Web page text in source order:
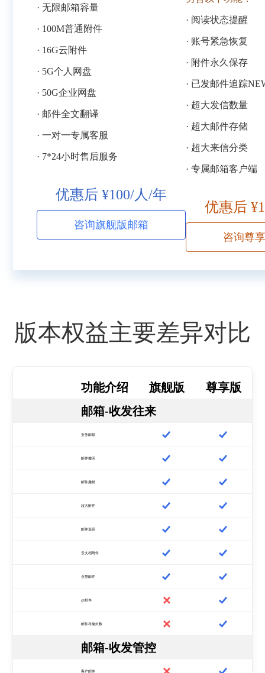
· 无限邮箱容量
· 100M普通附件
· 16G云附件
· 5G个人网盘
· 50G企业网盘
· 邮件全文翻译
· 一对一专属客服
· 7*24小时售后服务
优惠后 ¥100/人/年
咨询旗舰版邮箱
· 阅读状态提醒
· 账号紧急恢复
· 附件永久保存
· 已发邮件追踪
· 超大发信数量
· 超大邮件存储
· 超大来信分类
· 专属邮箱客户端
优惠后
咨询尊
版本权益主要差异对比
功能介绍 旗舰版
尊享版
邮箱-收发往来
业务邮箱
邮件撤回
邮件撤销
超大附件
邮件追踪
云文档附件
点赞邮件
@邮件
邮件存储封数
邮箱-收发管控
客户邮件